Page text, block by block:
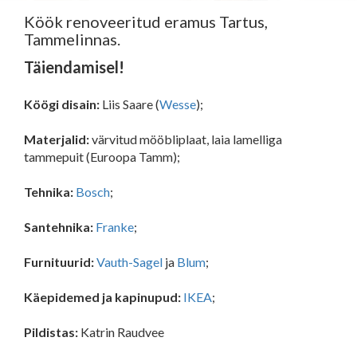
Köök renoveeritud eramus Tartus,
Tammelinnas.
Täiendamisel!
Köögi disain: Liis Saare (Wesse);
Materjalid:värvitud mööbliplaat, laia lamelliga
tammepuit (Euroopa Tamm);
Tehnika: Bosch;
Santehnika: Franke;
Furnituurid:Vauth-Sagel ja Blum;
Käepidemed ja kapinupud: IKEA;
Pildistas: Katrin Raudvee